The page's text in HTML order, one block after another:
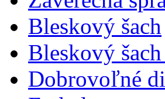
Bleskový šach
Bleskový
Dobrovoľné